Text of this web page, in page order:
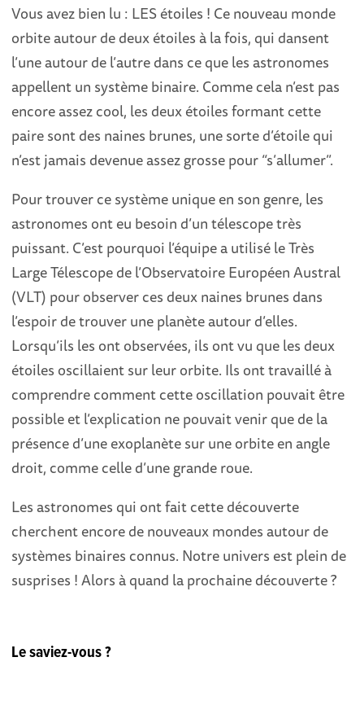
Vous avez bien lu : LES étoiles ! Ce nouveau monde
orbite autour de deux étoiles à la fois, qui dansent
l’une autour de l’autre dans ce que les astronomes
appellent un système binaire. Comme cela n’est pas
encore assez cool, les deux étoiles formant cette
paire sont des naines brunes, une sorte d’étoile qui
n’est jamais devenue assez grosse pour “s’allumer”.
Pour trouver ce système unique en son genre, les
astronomes ont eu besoin d’un télescope très
puissant. C’est pourquoi l’équipe a utilisé le Très
Large Télescope de l’Observatoire Européen Austral
(VLT) pour observer ces deux naines brunes dans
l’espoir de trouver une planète autour d’elles.
Lorsqu’ils les ont observées, ils ont vu que les deux
étoiles oscillaient sur leur orbite. Ils ont travaillé à
comprendre comment cette oscillation pouvait être
possible et l’explication ne pouvait venir que de la
présence d’une exoplanète sur une orbite en angle
droit, comme celle d’une grande roue.
Les astronomes qui ont fait cette découverte
cherchent encore de nouveaux mondes autour de
systèmes binaires connus. Notre univers est plein de
susprises ! Alors à quand la prochaine découverte ?
Le saviez-vous ?